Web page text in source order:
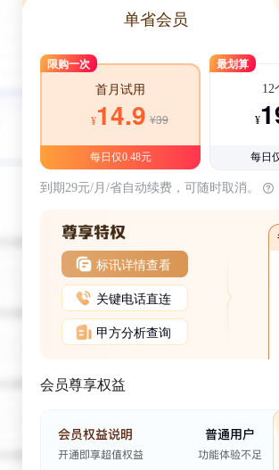
单省会员
限购一次
首月试用
¥14.9 ¥39
每日仅0.48元
最划算
12
¥
每日
到期29元/月/省自动续费，可随时取消。
标讯详情查看
关键电话直连
甲方分析查询
会员尊享权益